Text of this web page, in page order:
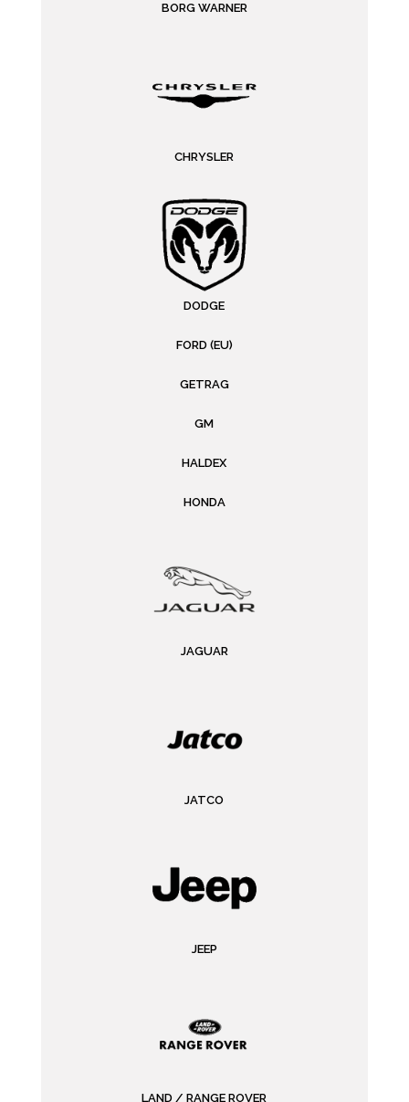
BORG WARNER
CHRYSLER
DODGE
FORD (EU)
GETRAG
GM
HALDEX
HONDA
JAGUAR
JATCO
JEEP
LAND / RANGE ROVER